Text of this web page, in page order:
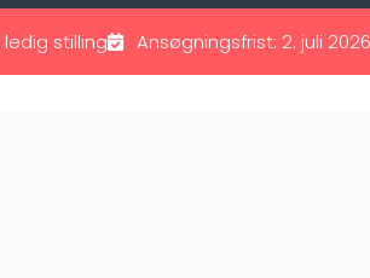
ledig stilling Ansøgningsfrist: 2. juli 2026